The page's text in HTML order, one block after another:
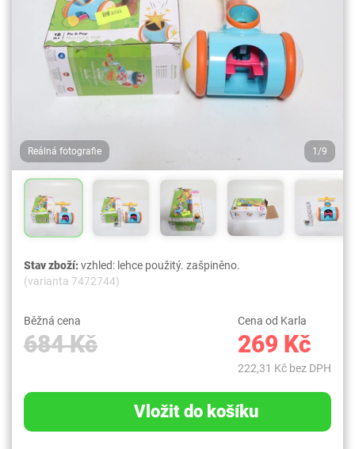
Reálná fotografie 1/9
Stav zboží:vzhled: lehce použitý. zašpiněno.
(varianta 7472744)
Běžná cena
684 Kč
Cena od Karla
269 Kč
222,31 Kč bez DPH
Vložit do košíku